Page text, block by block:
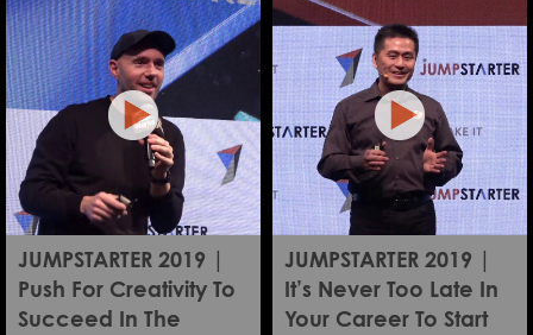
JUMPSTARTER 2019 |
Push For Creativity To
Succeed In The
JUMPSTARTER 2019 |
It’s Never Too Late In
Your Career To Start